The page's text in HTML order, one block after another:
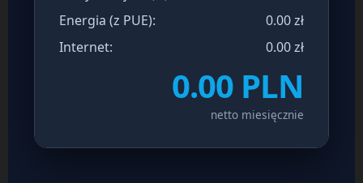
Energia (z PUE):
0.00 zł
Internet:
0.00 zł
0.00 PLN
netto miesięcznie